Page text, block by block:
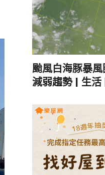
颱風白海豚暴
減弱趨勢 | 生活